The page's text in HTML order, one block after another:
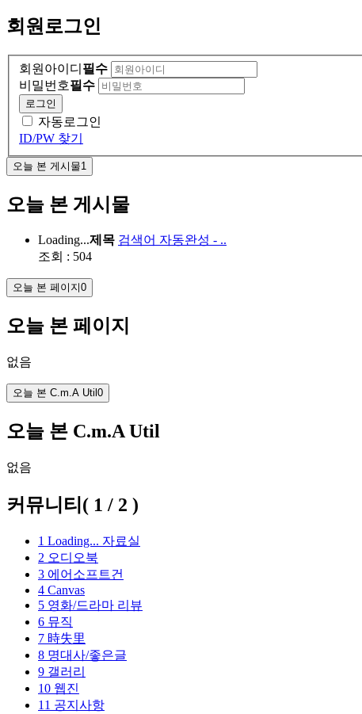
회원 로그인
회원아이디 필수
비밀번호필수
로그인
자동로그인
ID/PW 찾기
오늘 본 게시물1
오늘 본 게시물
Loading...제목 검색어 자동완성 - ..
조회 : 504
오늘 본 페이지0
오늘 본 페이지
없음
오늘 본 C.m.A Util 0
오늘 본 C.m.A Util
없음
커뮤니티 ( 1 / 2 )
1 Loading... 자료실
2 오디오북
3 에어소프트건
4 Canvas
5 영화/드라마 리뷰
6 뮤직
7 時失里
8 명대사/좋은글
9 갤러리
10 웹진
11 공지사항